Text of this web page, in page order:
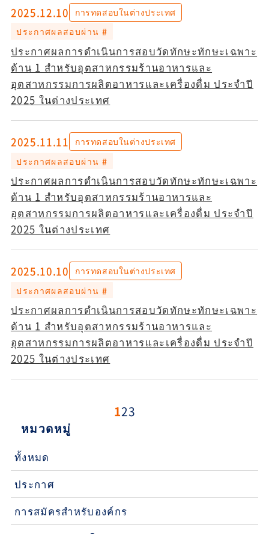
2025.12.10
การทดสอบในต่างประเทศ
ประกาศผลสอบผ่าน #
ประกาศผลการดำเนินการสอบวัดทักษะทักษะเฉพาะ
ด้าน 1 สำหรับอุตสาหกรรมร้านอาหารและ
อุตสาหกรรมการผลิตอาหารและเครื่องดื่ม ประจำปี
2025 ในต่างประเทศ
2025.11.11
การทดสอบในต่างประเทศ
ประกาศผลสอบผ่าน #
ประกาศผลการดำเนินการสอบวัดทักษะทักษะเฉพาะ
ด้าน 1 สำหรับอุตสาหกรรมร้านอาหารและ
อุตสาหกรรมการผลิตอาหารและเครื่องดื่ม ประจำปี
2025 ในต่างประเทศ
2025.10.10
การทดสอบในต่างประเทศ
ประกาศผลสอบผ่าน #
ประกาศผลการดำเนินการสอบวัดทักษะทักษะเฉพาะ
ด้าน 1 สำหรับอุตสาหกรรมร้านอาหารและ
อุตสาหกรรมการผลิตอาหารและเครื่องดื่ม ประจำปี
2025 ในต่างประเทศ
123
หมวดหมู่
ทั้งหมด
ประกาศ
การสมัครสำหรับองค์กร